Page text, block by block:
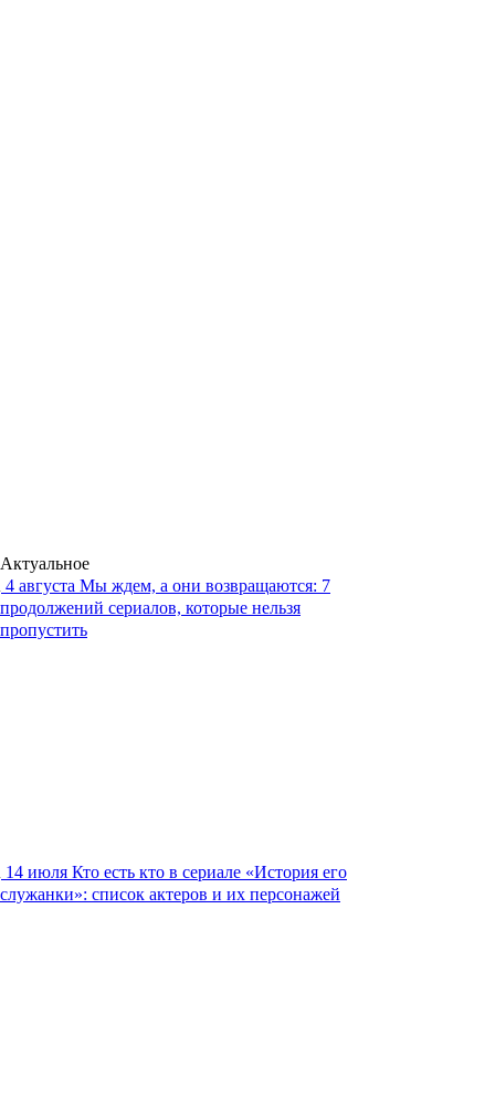
Актуальное
4 августа Мы ждем, а они возвращаются: 7
продолжений сериалов, которые нельзя
пропустить
14 июля Кто есть кто в сериале «История его
служанки»: список актеров и их персонажей